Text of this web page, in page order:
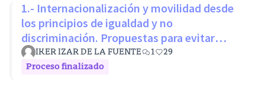
1.- Internacionalización y movilidad desde
los principios de igualdad y no
discriminación. Propuestas para evitar
desigualdades estructurales
IKER IZAR DE LA FUENTE 1
29
Proceso finalizado